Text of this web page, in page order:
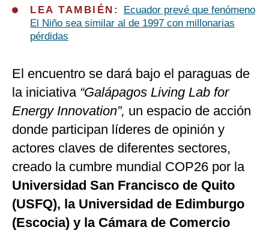
LEA TAMBIÉN:
Ecuador prevé que fenómeno
El Niño sea similar al de 1997 con millonarias
pérdidas
El encuentro se dará bajo el paraguas de
la iniciativa “Galápagos Living Lab for
Energy Innovation”, un espacio de acción
donde participan líderes de opinión y
actores claves de diferentes sectores,
creado la cumbre mundial COP26 por la
Universidad San Francisco de Quito
(USFQ), la Universidad de Edimburgo
(Escocia) y la Cámara de Comercio